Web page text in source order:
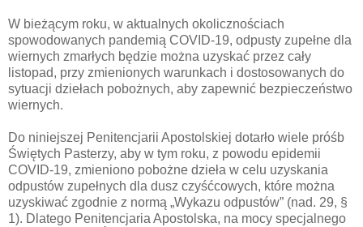
W bieżącym roku, w aktualnych okolicznościach
spowodowanych pandemią COVID-19, odpusty zupełne dla
wiernych zmarłych będzie można uzyskać przez cały
listopad, przy zmienionych warunkach i dostosowanych do
sytuacji dziełach pobożnych, aby zapewnić bezpieczeństwo
wiernych.
Do niniejszej Penitencjarii Apostolskiej dotarło wiele próśb
Świętych Pasterzy, aby w tym roku, z powodu epidemii
COVID-19, zmieniono pobożne dzieła w celu uzyskania
odpustów zupełnych dla dusz czyśćcowych, które można
uzyskiwać zgodnie z normą „Wykazu odpustów” (nad. 29, §
1). Dlatego Penitencjaria Apostolska, na mocy specjalnego